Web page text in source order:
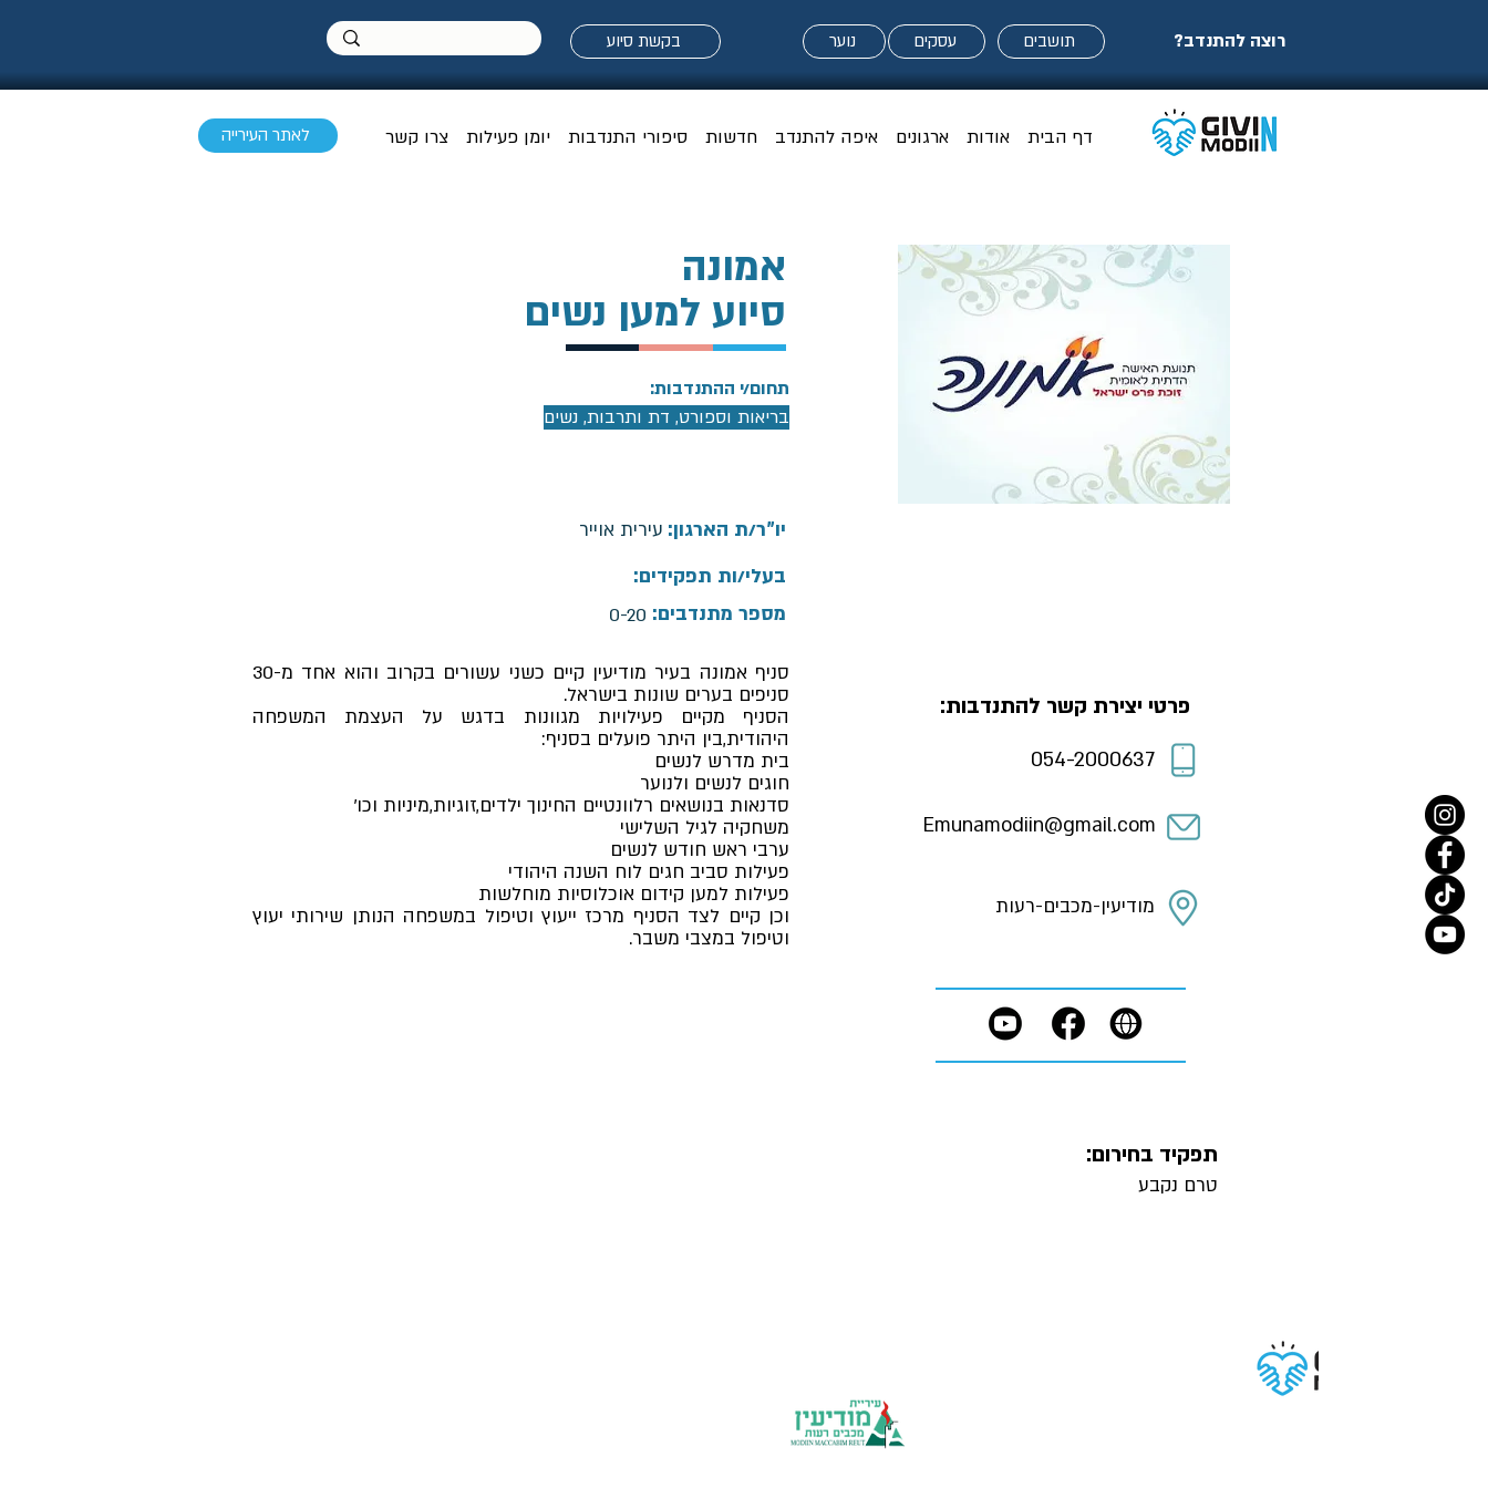
בקשת סיוע נוער עסקים תושבים רוצה להתנדב?
לאתר העירייה דף הבית אודות ארגונים איפה להתנדב חדשות סיפורי התנדבות יומן פעילות צרו קשר
אמונה
סיוע למען נשים
תחום/י ההתנדבות:
בריאות וספורט, דת ותרבות, נשים
עירית אוייר יו"ר/ת הארגון:
בעלי/ות תפקידים:
0-20 מספר מתנדבים:
סניף אמונה בעיר מודיעין קיים כשני עשורים בקרוב והוא אחד מ-30
סניפים בערים שונות בישראל.
הסניף מקיים פעילויות מגוונות בדגש על העצמת המשפחה
היהודית,בין היתר פועלים בסניף:
בית מדרש לנשים
חוגים לנשים ולנוער
סדנאות בנושאים רלוונטיים החינוך ילדים,זוגיות,מיניות וכו'
משחקיה לגיל השלישי
ערבי ראש חודש לנשים
פעילות סביב חגים לוח השנה היהודי
פעילות למען קידום אוכלוסיות מוחלשות
וכן קיים לצד הסניף מרכז ייעוץ וטיפול במשפחה הנותן שירותי יעוץ
וטיפול במצבי משבר.
פרטי יצירת קשר להתנדבות:
054-2000637
Emunamodiin@gmail.com
מודיעין-מכבים-רעות
טרם נקבע
תפקיד בחירום: